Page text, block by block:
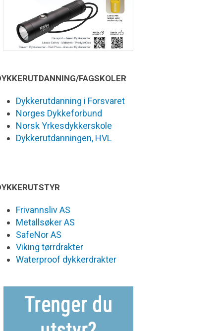
FAGSKOLER
Dykkerutdanning i Forsvaret
Norges Dykkeforbund
Norsk Yrkesdykkerskole
Dykkerutdanningen, HVL
Frivannsliv AS
Metallsøker AS
SafeNor AS
Viking tørrdrakter
Waterproof dykkerdrakter